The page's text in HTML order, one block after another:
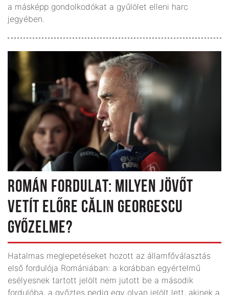
a másképp gondolkodókat a gyűlölet elleni harc
jegyében.
ROMÁN FORDULAT: MILYEN JÖVŐT
VETÍT ELŐRE CĂLIN GEORGESCU
GYŐZELME?
Hatalmas meglepetéseket hozott az államfőválasztás
első fordulója Romániában: a korábban egyértelmű
esélyesnek tartott jelölt nem jutott be a második
fordulóba, a győztes pedig egy olyan jelölt lett, akinek a